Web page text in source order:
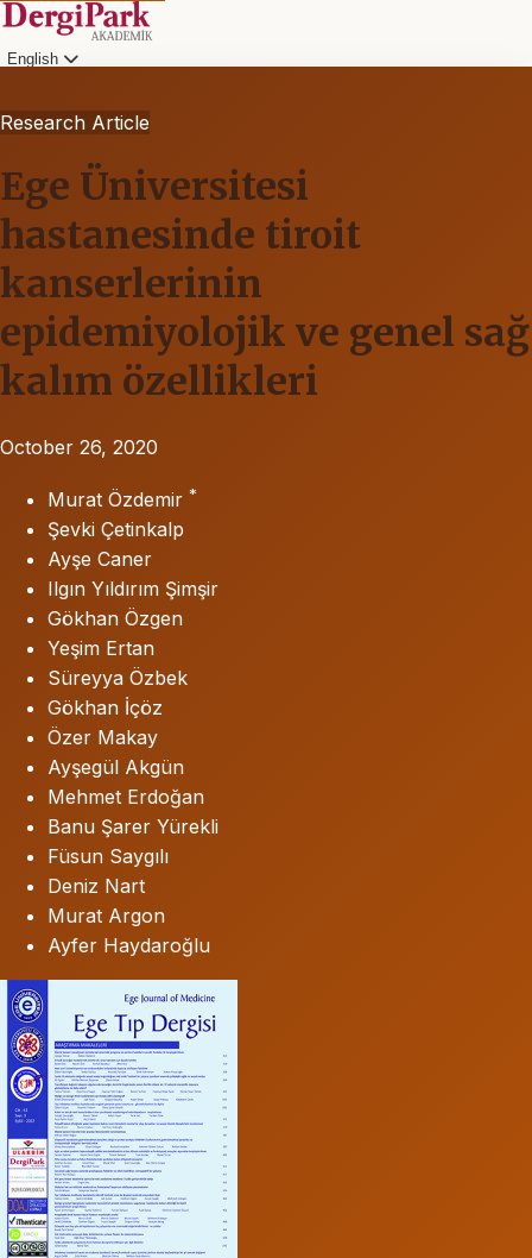
English
Research Article
Ege Üniversitesi
hastanesinde tiroit
kanserlerinin
epidemiyolojik ve genel sağ
kalım özellikleri
October 26, 2020
Murat Özdemir *
Şevki Çetinkalp
Ayşe Caner
Ilgın Yıldırım Şimşir
Gökhan Özgen
Yeşim Ertan
Süreyya Özbek
Gökhan İçöz
Özer Makay
Ayşegül Akgün
Mehmet Erdoğan
Banu Şarer Yürekli
Füsun Saygılı
Deniz Nart
Murat Argon
Ayfer Haydaroğlu